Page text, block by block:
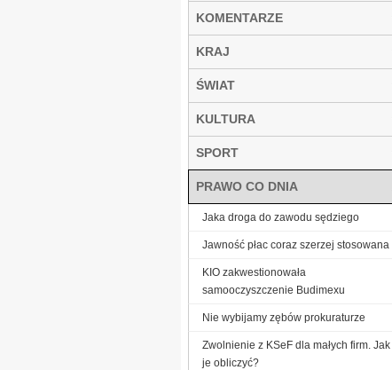
KOMENTARZE
KRAJ
ŚWIAT
KULTURA
SPORT
PRAWO CO DNIA
Jaka droga do zawodu sędziego
Jawność płac coraz szerzej stosowana
KIO zakwestionowała
samooczyszczenie Budimexu
Nie wybijamy zębów prokuraturze
Zwolnienie z KSeF dla małych firm. Jak
je obliczyć?